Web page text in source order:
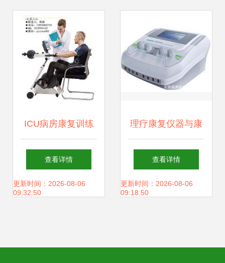
康生活
ICU病房康复训练
成套设备 从ZEPU-
K2000D看重症康
查看详情
更新时间：2026-08-06
09:32:50
理疗康复仪器与康
复设备 技术赋能新
时代健康管理
查看详情
更新时间：2026-08-06
09:18:50